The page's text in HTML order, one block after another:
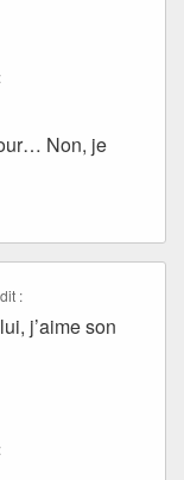
Non, je
:
j’aime son